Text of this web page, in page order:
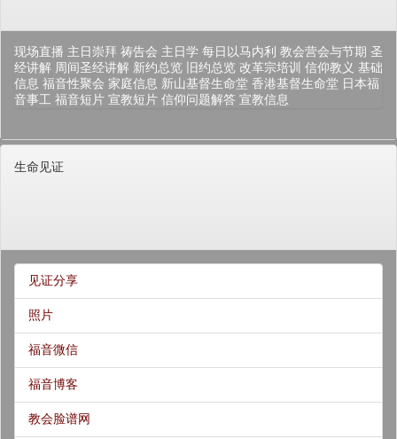
现场直播 主日崇拜 祷告会 主日学 每日以马内利 教会营会与节期 圣
经讲解 周间圣经讲解 新约总览 旧约总览 改革宗培训 信仰教义 基础
信息 福音性聚会 家庭信息 新山基督生命堂 香港基督生命堂 日本福
音事工 福音短片 宣教短片 信仰问题解答 宣教信息
生命见证
见证分享
照片
福音微信
福音博客
教会脸谱网